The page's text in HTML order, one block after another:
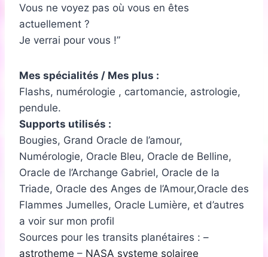
Vous ne voyez pas où vous en êtes
actuellement ?
Je verrai pour vous !
Mes spécialités / Mes plus :
Flashs, numérologie , cartomancie, astrologie,
pendule.
Supports utilisés :
Bougies, Grand Oracle de l’amour,
Numérologie, Oracle Bleu, Oracle de Belline,
Oracle de l’Archange Gabriel, Oracle de la
Triade, Oracle des Anges de l’Amour,Oracle des
Flammes Jumelles, Oracle Lumière, et d’autres
a voir sur mon profil
Sources pour les transits planétaires : –
astrotheme – NASA systeme solairee